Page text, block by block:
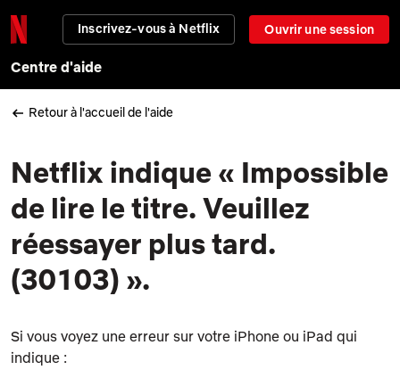
Inscrivez-vous à Netflix Ouvrir une session
Centre d'aide
Retour à l'accueil de l'aide
Netflix indique « Impossible
de lire le titre. Veuillez
réessayer plus tard.
(30103) ».
Si vous voyez une erreur sur votre iPhone ou iPad qui
indique :